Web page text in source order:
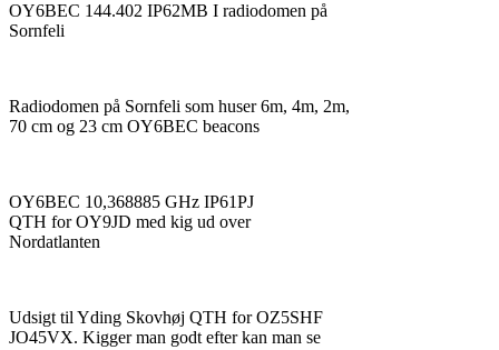
OY6BEC 144.402 IP62MB I radiodomen på
Sornfeli
Radiodomen på Sornfeli som huser 6m, 4m, 2m,
70 cm og 23 cm OY6BEC beacons
OY6BEC 10,368885 GHz IP61PJ
QTH for OY9JD med kig ud over
Nordatlanten
Udsigt til Yding Skovhøj QTH for OZ5SHF
JO45VX. Kigger man godt efter kan man se